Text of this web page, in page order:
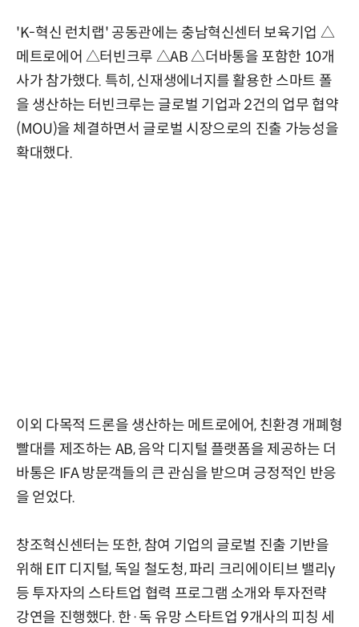
'K-혁신 런치랩' 공동관에는 충남혁신센터 보육기업 △
메트로에어 △터빈크루 △AB △더바통을 포함한 10개
사가 참가했다. 특히, 신재생에너지를 활용한 스마트 폴
을 생산하는 터빈크루는 글로벌 기업과 2건의 업무 협약
(MOU)을 체결하면서 글로벌 시장으로의 진출 가능성을
확대했다.
이외 다목적 드론을 생산하는 메트로에어, 친환경 개폐형
빨대를 제조하는 AB, 음악 디지털 플랫폼을 제공하는 더
바통은 IFA 방문객들의 큰 관심을 받으며 긍정적인 반응
을 얻었다.
창조혁신센터는 또한, 참여 기업의 글로벌 진출 기반을
위해 EIT 디지털, 독일 철도청, 파리 크리에이티브 밸리y
등 투자자의 스타트업 협력 프로그램 소개와 투자전략
강연을 진행했다. 한·독 유망 스타트업 9개사의 피칭 세